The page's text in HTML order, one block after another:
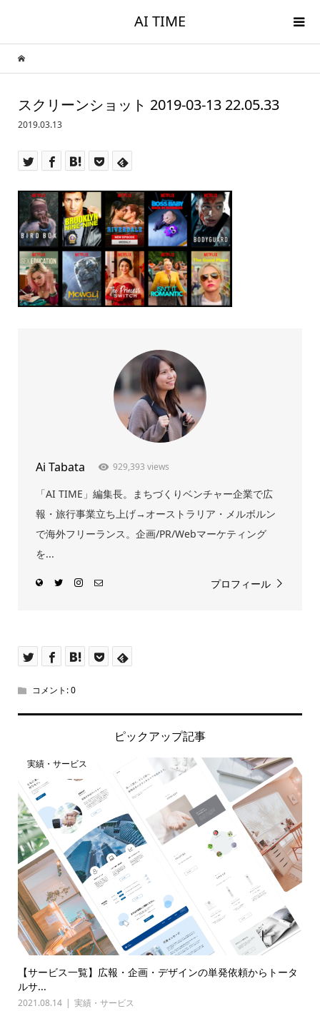
AI TIME
スクリーンショット 2019-03-13 22.05.33
2019.03.13
Ai Tabata 929,393 views
「AI TIME」編集長。まちづくりベンチャー企業で広
報・旅行事業立ち上げ→オーストラリア・メルボルン
で海外フリーランス。企画/PR/Webマーケティング
を...
プロフィール
コメント:0
ピックアップ記事
実績・サービス
【サービス一覧】広報・企画・デザインの単発依頼からトータ
ルサ...
2021.08.14 実績・サービス